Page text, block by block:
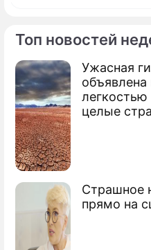
Топ новостей
Ужасная
объявлена
целые
Страшное
прямо на